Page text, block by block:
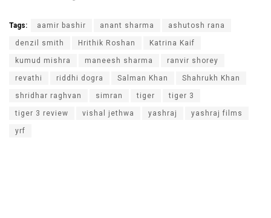
Tags: aamir bashir anant sharma ashutosh rana
denzil smith Hrithik Roshan Katrina Kaif
kumud mishra maneesh sharma ranvir shorey
revathi riddhi dogra Salman Khan Shahrukh Khan
shridhar raghvan simran tiger tiger 3
tiger 3 review vishal jethwa yashraj yashraj films
yrf